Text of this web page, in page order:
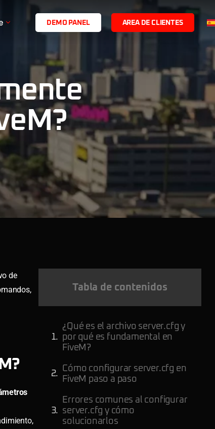
D E M O PA N EL AR EA D E C LI E NTES
de
Tabla de contenidos
¿Qué es el archivo server.cfg y
por qué es fundamental en
FiveM?
Cómo configurar server.cfg en
FiveM paso a paso
Errores comunes al configurar
server.cfg y cómo
solucionarlos